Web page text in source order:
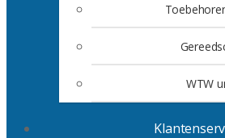
WTW